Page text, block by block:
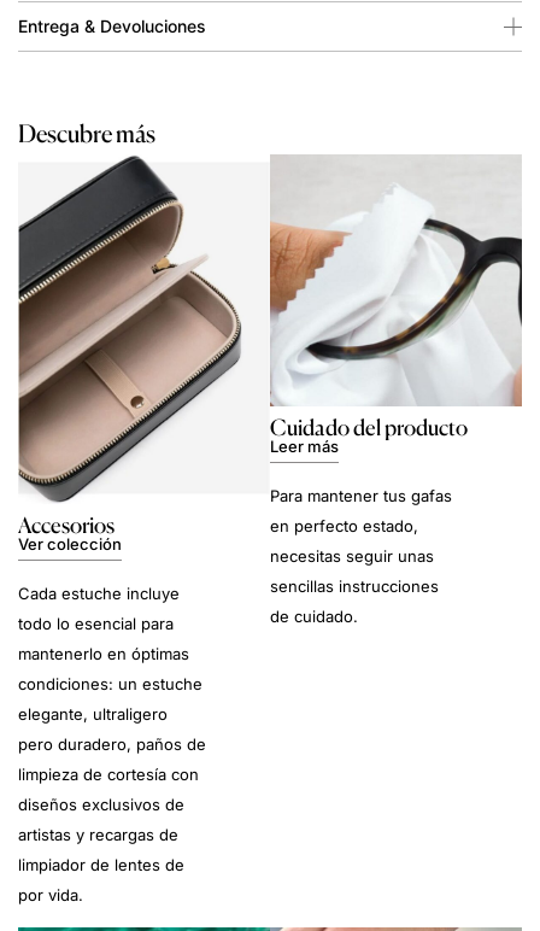
Entrega & Devoluciones
Descubre más
Accesorios
Ver colección
Cada estuche incluye
todo lo esencial para
mantenerlo en óptimas
condiciones: un estuche
elegante, ultraligero
pero duradero, paños de
limpieza de cortesía con
diseños exclusivos de
artistas y recargas de
limpiador de lentes de
por vida.
Cuidado del producto
Leer más
Para mantener tus gafas
en perfecto estado,
necesitas seguir unas
sencillas instrucciones
de cuidado.